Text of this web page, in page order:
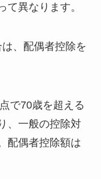
て異なります。
、配偶者控除を
で70歳を超える
、一般の控除対
配偶者控除額は